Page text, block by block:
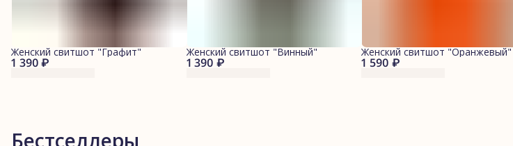
1 390 ₽
Женский свитшот "Графит"
1 390 ₽
Женский свитшот "Винный"
1 590 ₽
Женский свитшот "Оранжевый"